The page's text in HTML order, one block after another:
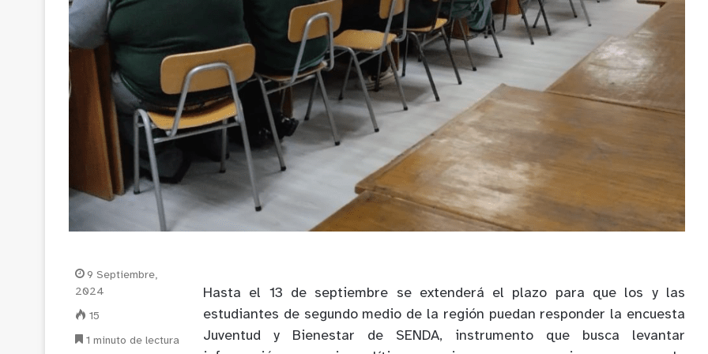
Hasta el 13 de septiembre se extenderá el plazo para que los y las
estudiantes de segundo medio de la región puedan responder la encuesta
Juventud y Bienestar de SENDA, instrumento que busca levantar
9 Septiembre,
2024
15
1 minuto de lectura